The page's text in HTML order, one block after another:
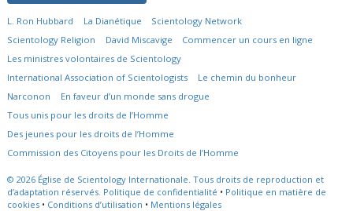
L. Ron Hubbard La Dianétique
Scientology Network
Scientology Religion
David Miscavige
Commencer un cours en ligne
Les ministres volontaires de Scientology
International Association of Scientologists
Le chemin du bonheur
Narconon
En faveur d’un monde sans drogue
Tous unis pour les droits de l’Homme
Des jeunes pour les droits de l’Homme
Commission des Citoyens pour les Droits de l’Homme
© 2026 Église de Scientology Internationale. Tous droits de reproduction et
d’adaptation réservés. Politique de confidentialité • Politique en matière de
cookies • Conditions d’utilisation • Mentions légales